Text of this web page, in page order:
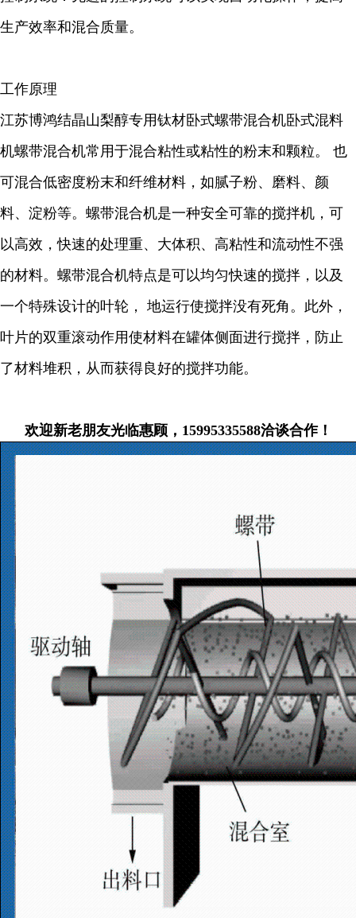
生产效率和混合质量。
工作原理
江苏博鸿结晶山梨醇专用钛材卧式螺带混合机卧式混料
机螺带混合机常用于混合粘性或粘性的粉末和颗粒。 也
可混合低密度粉末和纤维材料，如腻子粉、磨料、颜
料、淀粉等。螺带混合机是一种安全可靠的搅拌机，可
以高效，快速的处理重、大体积、高粘性和流动性不强
的材料。螺带混合机特点是可以均匀快速的搅拌，以及
一个特殊设计的叶轮， 地运行使搅拌没有死角。此外，
叶片的双重滚动作用使材料在罐体侧面进行搅拌，防止
了材料堆积，从而获得良好的搅拌功能。
欢迎新老朋友光临惠顾，15995335588洽谈合作！